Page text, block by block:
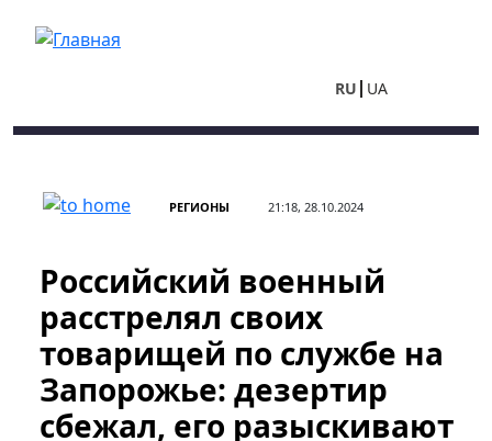
RU UA
РЕГИОНЫ 21:18, 28.10.2024
Российский военный
расстрелял своих
товарищей по службе на
Запорожье: дезертир
сбежал, его разыскивают